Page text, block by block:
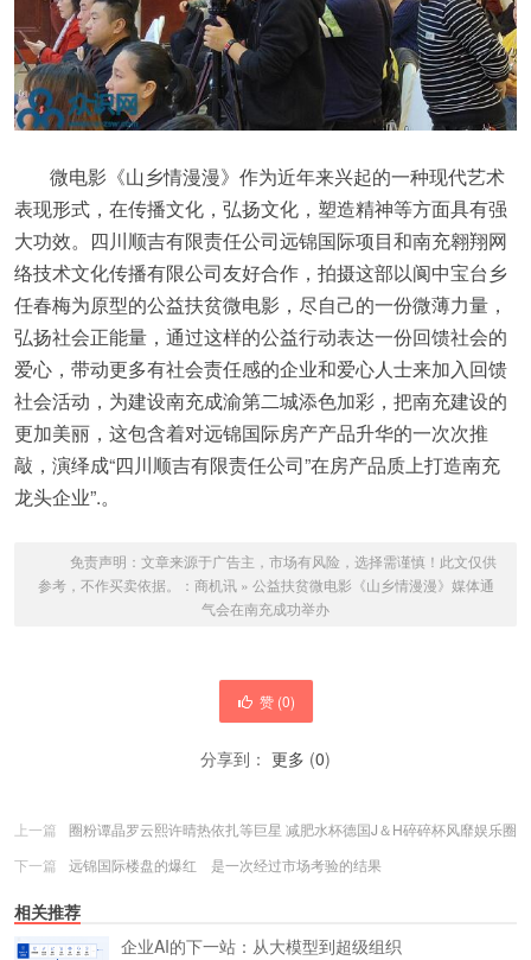
微电影《山乡情漫漫》作为近年来兴起的一种现代艺术
表现形式，在传播文化，弘扬文化，塑造精神等方面具有强
大功效。四川顺吉有限责任公司远锦国际项目和南充翱翔网
络技术文化传播有限公司友好合作，拍摄这部以阆中宝台乡
任春梅为原型的公益扶贫微电影，尽自己的一份微薄力量，
弘扬社会正能量，通过这样的公益行动表达一份回馈社会的
爱心，带动更多有社会责任感的企业和爱心人士来加入回馈
社会活动，为建设南充成渝第二城添色加彩，把南充建设的
更加美丽，这包含着对远锦国际房产产品升华的一次次推
敲，演绎成“四川顺吉有限责任公司”在房产品质上打造南充
龙头企业”.。
免责声明：文章来源于广告主，市场有风险，选择需谨慎！此文仅供
参考，不作买卖依据。： 商机讯» 公益扶贫微电影《山乡情漫漫》媒体通
气会在南充成功举办
赞 (0)
分享到： 更多 (0)
上一篇
圈粉谭晶罗云熙许晴热依扎等巨星 减肥水杯德国J＆H碎碎杯风靡娱乐圈
下一篇
远锦国际楼盘的爆红 是一次经过市场考验的结果
相关推荐
企业AI的下一站：从大模型到超级组织